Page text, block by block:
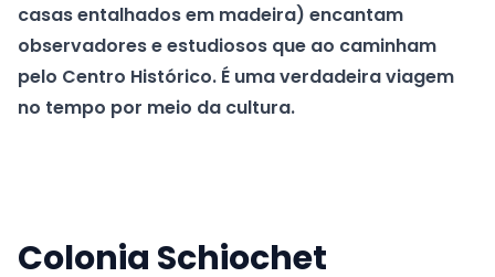
casas entalhados em madeira) encantam
observadores e estudiosos que ao caminham
pelo Centro Histórico. É uma verdadeira viagem
no tempo por meio da cultura.
Colonia Schiochet